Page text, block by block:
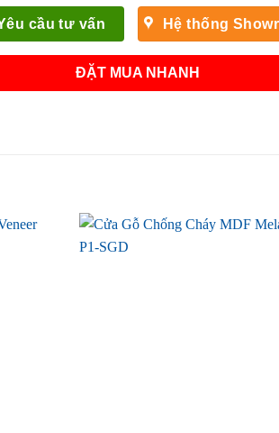
cầu tư vấn Hệ thống
ĐẶT MUA NHANH